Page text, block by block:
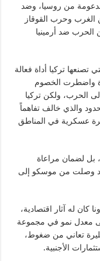
من روسيا، وضد
وحرب القوقاز
ضد أرمينيا
تصنعها تركيا أداة فعالة
واضطرت الخصوم
الحرب، ولكن تركيا
والذي خالف تفاهماً
عسكرية في المناطق
بل لضمان مراعاة
قد وصلت من موسكو إلى
كان له آثار اقتصادية،
معدل نمو في مجموعة
خلال عام 2020، ولكن الليرة تعاني من ضغوط،
الأجنبية.